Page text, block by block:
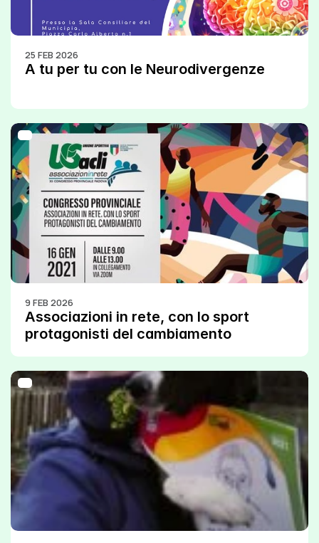
25 FEB 2026
A tu per tu con le Neurodivergenze
9 FEB 2026
Associazioni in rete, con lo sport
protagonisti del cambiamento